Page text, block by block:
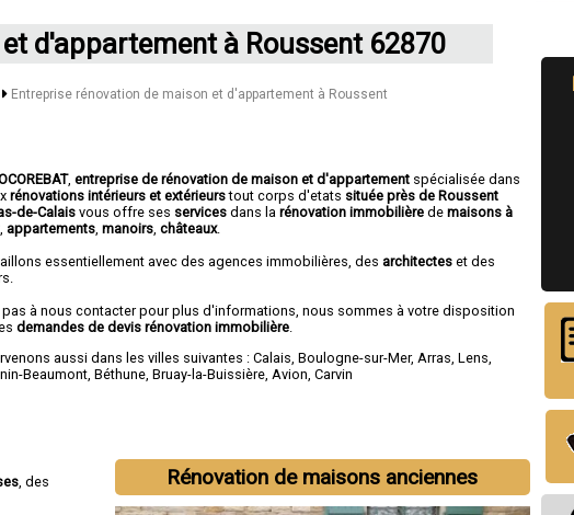
d'appartement à Roussent 62870
Entreprise rénovation de maison et d'appartement à Roussent
,entreprise de rénovation de maison et d'appartement spécialisée dans
rénovations intérieurs et extérieurstout corps d'etats située près de Roussent
de-Calaisvous offre ses services dans larénovation immobilière demaisons à
appartements ,manoirs ,châteaux.
essentiellement avec des agences immobilières, des architectes et des
à nous contacter pour plus d'informations, nous sommes à votre disposition
demandes de devis rénovation immobilière
aussi dans les villes suivantes :Calais ,Boulogne-sur-Mer, Arras ,Lens
Beaumont ,Béthune ,Bruay-la-Buissière Avion ,Carvin
Rénovation de maisons anciennes
, des